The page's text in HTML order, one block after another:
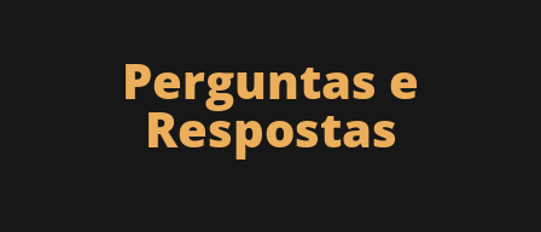
Perguntas e
Respostas